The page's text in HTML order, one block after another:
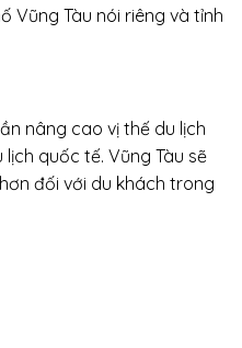
Vũng Tàu nói riêng và tỉnh
nâng cao vị thế du lịch
quốc tế. Vũng Tàu sẽ
đối với du khách trong